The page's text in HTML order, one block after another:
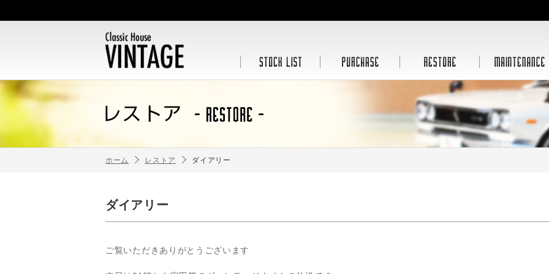
ホーム レストア ダイアリー
ダイアリー
ご覧いただきありがとうございます